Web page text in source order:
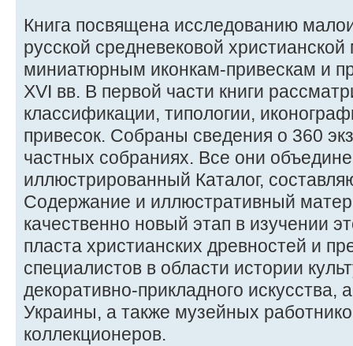
Книга посвящена исследованию
русской средневековой
миниатюрным иконкам-привескам и
XVI вв. В первой части книги
классификации, типологии,
привесок. Собраны сведения о 360
частных собраниях. Все они
иллюстрированный Каталог,
Содержание и иллюстративный
качественно новый этап в изучении
пласта христианских древностей и
специалистов в области истории
декоративно-прикладного искусства,
Украины, а также музейных
коллекционеров.